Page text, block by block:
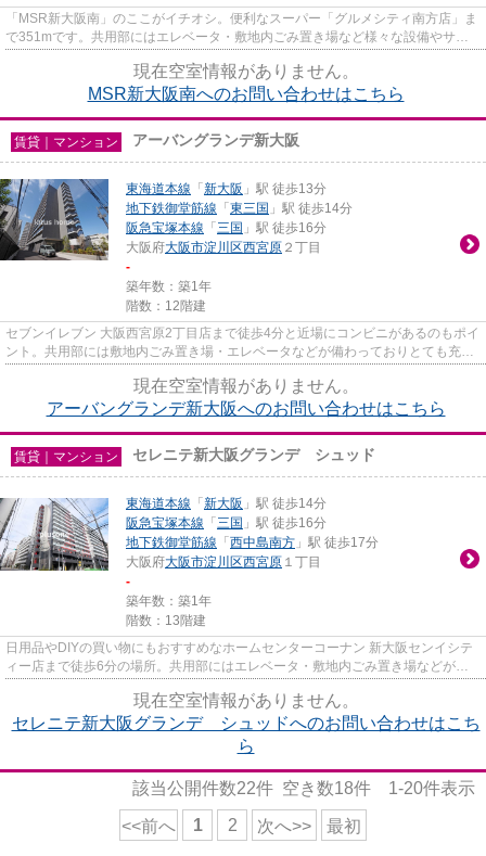
「MSR新大阪南」のここがイチオシ。便利なスーパー「グルメシティ南方店」ま
で351mです。共用部にはエレベータ・敷地内ごみ置き場など様々な設備やサー
現在空室情報がありません。
MSR新大阪南へのお問い合わせはこちら
賃貸｜マンション アーバングランデ新大阪
東海道本線 「 新大阪 」駅 徒歩13分
地下鉄御堂筋線 「 東三国 」駅 徒歩14分
阪急宝塚本線 「 三国 」駅 徒歩16分
大阪府大阪市淀川区西宮原 ２丁目
-
築年数：築1年
階数：12階建
セブンイレブン 大阪西宮原2丁目店まで徒歩4分と近場にコンビニがあるのもポイ
ント。共用部には敷地内ごみ置き場・エレベータなどが備わっておりとても充実
現在空室情報がありません。
アーバングランデ新大阪へのお問い合わせはこちら
賃貸｜マンション セレニテ新大阪グランデ シュッド
東海道本線 「 新大阪 」駅 徒歩14分
阪急宝塚本線 「 三国 」駅 徒歩16分
地下鉄御堂筋線 「 西中島南方 」駅 徒歩17分
大阪府大阪市淀川区西宮原 １丁目
-
築年数：築1年
階数：13階建
日用品やDIYの買い物にもおすすめなホームセンターコーナン 新大阪センイシテ
ィー店まで徒歩6分の場所。共用部にはエレベータ・敷地内ごみ置き場などが揃
現在空室情報がありません。
セレニテ新大阪グランデ シュッドへのお問い合わせはこち
ら
該当公開件数22件 空き数18件 1-20件表示
<<前へ 1 2 次へ>> 最初